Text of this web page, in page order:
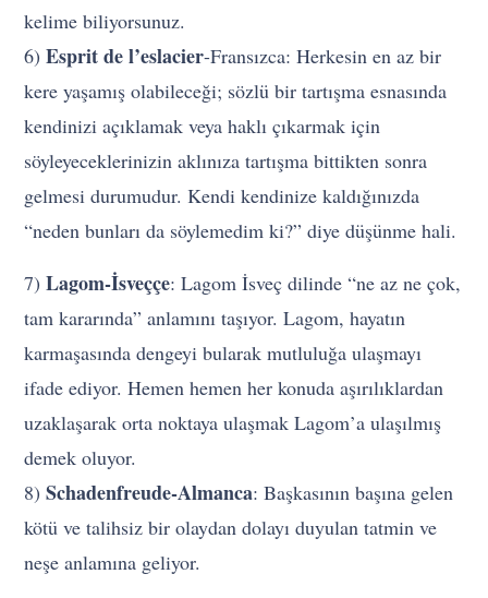
kelime biliyorsunuz.
6)Esprit de l’eslacier-Fransızca: Herkesin en az bir
kere yaşamış olabileceği; sözlü bir tartışma esnasında
kendinizi açıklamak veya haklı çıkarmak için
söyleyeceklerinizin aklınıza tartışma bittikten sonra
gelmesi durumudur. Kendi kendinize kaldığınızda
“neden bunları da söylemedim ki?” diye düşünme hali.
7)Lagom-İsveççe: Lagom İsveç dilinde “ne az ne çok,
tam kararında” anlamını taşıyor. Lagom, hayatın
karmaşasında dengeyi bularak mutluluğa ulaşmayı
ifade ediyor. Hemen hemen her konuda aşırılıklardan
uzaklaşarak orta noktaya ulaşmak Lagom’a ulaşılmış
demek oluyor.
8)Schadenfreude-Almanca: Başkasının başına gelen
kötü ve talihsiz bir olaydan dolayı duyulan tatmin ve
neşe anlamına geliyor.